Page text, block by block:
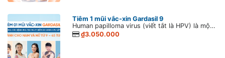
Tiêm 1 mũi vắc-xin Gardasil 9
Human papilloma virus (viết tắt là HPV) là một loại vi rút gây u nhú ở người. Vi rút HPV lây lan phổ biến qua đường tình dục và nếu nhiễm vi rút dai dẳng có thể dẫn đến nhiều bệnh lý u nhú khác nhau, nguy hiểm nhất ở cả nam và nữ là ung thư sinh dục, hậu môn.
₫3.050.000